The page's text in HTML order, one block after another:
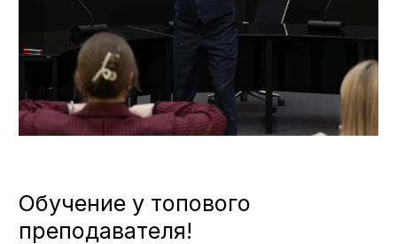
очевидного результата, так как вы:
• Научитесь правильно дышатьи
контролировать свое речевое дыхание;
• Поработаете над чистотой и красотой
речи;
• Определите и исправите
дефекты ;